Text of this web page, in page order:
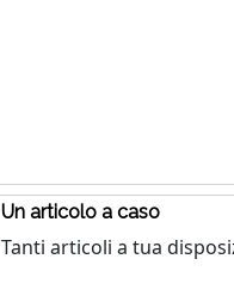
Un articolo a caso
Tanti articoli a tua